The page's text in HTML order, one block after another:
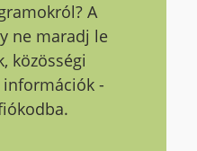
A
ne maradj le
közösségi
-